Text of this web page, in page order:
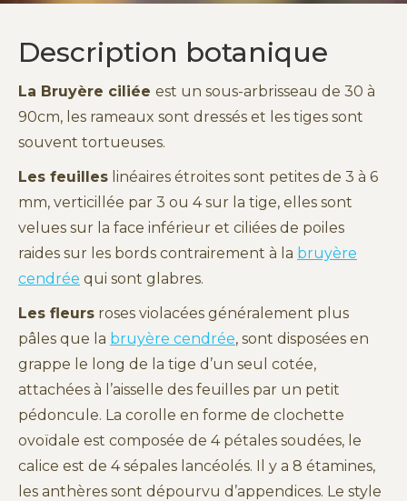
Description botanique
La Bruyère ciliée est un sous-arbrisseau de 30 à
90cm, les rameaux sont dressés et les tiges sont
souvent tortueuses.
Les feuilles linéaires étroites sont petites de 3 à 6
mm, verticillée par 3 ou 4 sur la tige, elles sont
velues sur la face inférieur et ciliées de poiles
raides sur les bords contrairement à la bruyère
cendrée qui sont glabres.
Les fleurs roses violacées généralement plus
pâles que la bruyère cendrée, sont disposées en
grappe le long de la tige d’un seul cotée,
attachées à l’aisselle des feuilles par un petit
pédoncule. La corolle en forme de clochette
ovoïdale est composée de 4 pétales soudées, le
calice est de 4 sépales lancéolés. Il y a 8 étamines,
les anthères sont dépourvu d’appendices. Le style